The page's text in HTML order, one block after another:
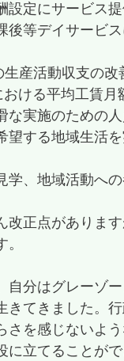
設定にサービス
後等デイサービ
生産活動収支の改
おける平均工賃月
な実施のための
望する地域生活
学、地域活動へ
改正点がありま
自分はグレーゾ
きてきました。
さを感じないよ
に立てることが